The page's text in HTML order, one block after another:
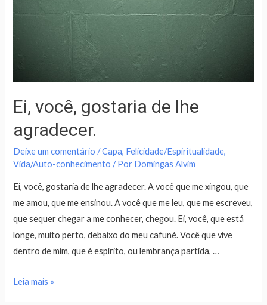
Ei, você, gostaria de lhe
agradecer.
Deixe um comentário /Capa, Felicidade/Espiritualidade,
Vida/Auto-conhecimento / Por Domingas Alvim
Ei, você, gostaria de lhe agradecer. A você que me xingou, que
me amou, que me ensinou. A você que me leu, que me escreveu,
que sequer chegar a me conhecer, chegou. Ei, você, que está
longe, muito perto, debaixo do meu cafuné. Você que vive
dentro de mim, que é espírito, ou lembrança partida, …
Leia mais »